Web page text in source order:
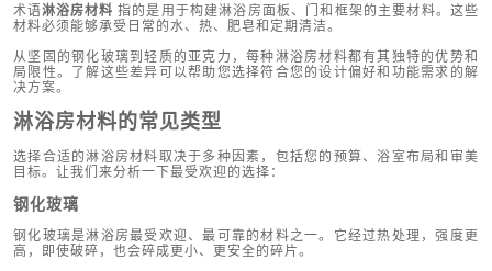
术语淋浴房材料 指的是用于构建淋浴房面板、门和框架的主要材料。这些
材料必须能够承受日常的水、热、肥皂和定期清洁。
从坚固的钢化玻璃到轻质的亚克力，每种淋浴房材料都有其独特的优势和
局限性。了解这些差异可以帮助您选择符合您的设计偏好和功能需求的解
决方案。
淋浴房材料的常见类型
选择合适的淋浴房材料取决于多种因素，包括您的预算、浴室布局和审美
目标。让我们来分析一下最受欢迎的选择：
钢化玻璃
钢化玻璃是淋浴房最受欢迎、最可靠的材料之一。它经过热处理，强度更
高，即使破碎，也会碎成更小、更安全的碎片。